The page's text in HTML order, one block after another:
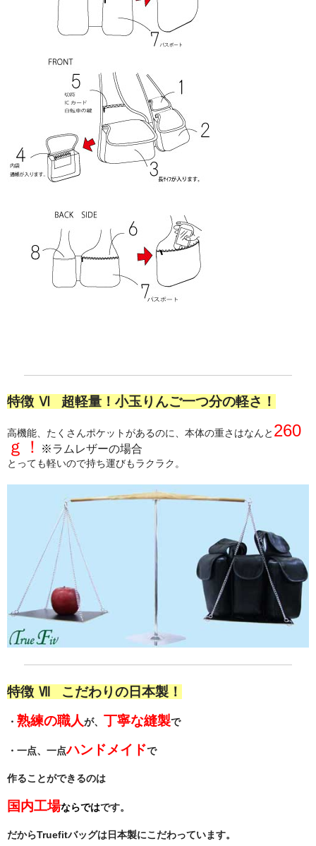
特徴 Ⅵ 超軽量！小玉りんご一つ分の軽さ！
高機能、たくさんポケットがあるのに、本体の重さはなんと 260
ｇ ！ ※ラムレザーの場合
とっても軽いので持ち運びもラクラク。
特徴 Ⅶ こだわりの日本製！
・ 熟練の職人が、 丁寧な縫製で
・一点、一点ハンドメイドで
作ることができるのは
国内工場ならではです。
だからTruefitバッグは日本製にこだわっています。